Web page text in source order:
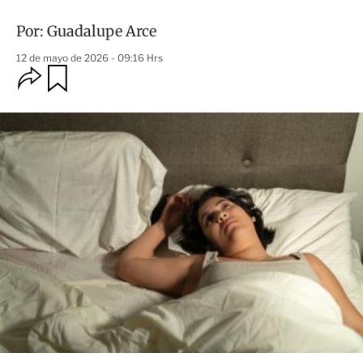
Por: Guadalupe Arce
12 de mayo de 2026 - 09:16 Hrs
O
p
i
o
e
c
o
m
p
a
r
t
i
r
r
d
a